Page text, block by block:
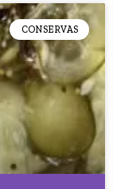
CONSERVAS